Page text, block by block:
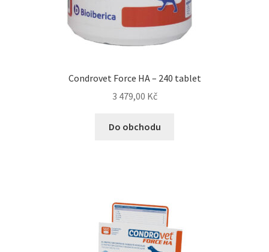
Veterinární dieta pro kočky
Vše pro psy — Krmivo, doplňky, vybavení
Boudy a výběhy
Natural Trainer pro psy — Italské krmivo s
přírodními složkami
Condrovet Force HA – 240 tablet
3 479,00 Kč
Do obchodu